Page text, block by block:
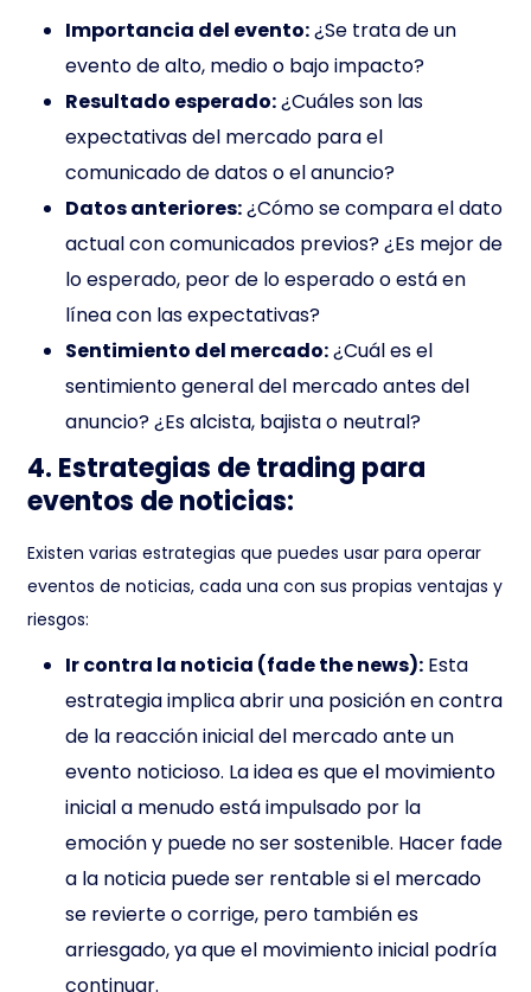
Importancia del evento:¿Se trata de un
evento de alto, medio o bajo impacto?
Resultado esperado:¿Cuáles son las
expectativas del mercado para el
comunicado de datos o el anuncio?
Datos anteriores:¿Cómo se compara el dato
actual con comunicados previos? ¿Es mejor de
lo esperado, peor de lo esperado o está en
línea con las expectativas?
Sentimiento del mercado:¿Cuál es el
sentimiento general del mercado antes del
anuncio? ¿Es alcista, bajista o neutral?
4. Estrategias de trading para
eventos de noticias:
Existen varias estrategias que puedes usar para operar
eventos de noticias, cada una con sus propias ventajas y
riesgos:
Ir contra la noticia (fade the news): Esta
estrategia implica abrir una posición en contra
de la reacción inicial del mercado ante un
evento noticioso. La idea es que el movimiento
inicial a menudo está impulsado por la
emoción y puede no ser sostenible. Hacer fade
a la noticia puede ser rentable si el mercado
se revierte o corrige, pero también es
arriesgado, ya que el movimiento inicial podría
continuar.